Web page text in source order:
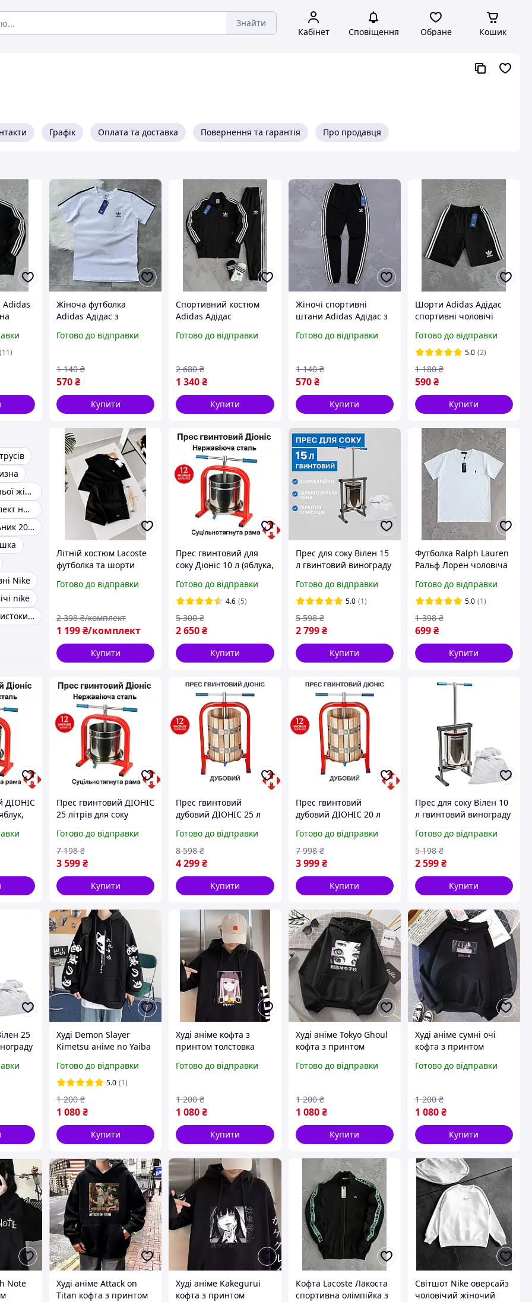
Знайти
Кабінет Сповіщення Обране Кошик
Графік Оплата та доставка Повернення та гарантія Про продавця
Adidas
(11)
Жіноча футболка
Adidas Адідас з
Готово до відправки
570₴
1 140 ₴
Купити
Спортивний костюм
Adidas Адідас
кофта штани з
Готово до відправки
1 340₴
2 680 ₴
Купити
Жіночі спортивні
штани Adidas Адідас з
Готово до відправки
570 ₴
1 140 ₴
Купити
Шорти Adidas Адідас
спортивні чоловічі
чорні M
Готово до відправки
5.0 (2)
590₴
1 180 ₴
Купити
Комплект нижньої жіночої
Ажурний комплект нижньої білизни
Модний купальник 2025
Nike
nike
Еротичний бодистокинг
Літній костюм Lacoste
футболка та шорти
чоловічий жіночий
Готово до відправки
1 199₴/комплект
2 398 ₴/комплект
Купити
Прес гвинтовий для
соку Діоніс 10 л (яблука,
нержавіючої сталі,
рама суцільнотягнута
Готово до відправки
4.6 (5)
2 650₴
5 300 ₴
Купити
Прес для соку Вілен 15
л гвинтовий винограду
нержавіюча сталь
Готово до відправки
5.0 (1)
2 799 ₴
5 598 ₴
Купити
Футболка Ralph Lauren
Ральф Лорен чоловіча
Готово до відправки
5.0 (1)
699₴
1 398 ₴
Купити
ДІОНІС
Прес гвинтовий ДІОНІС
25 літрів для соку
та овочів (нержавіюча
сталь, Україна)
Готово до відправки
3 599₴
7 198 ₴
Купити
Прес гвинтовий
дубовий ДІОНІС 25 л
винограду, фруктів і
овочів
Готово до відправки
4 299₴
8 598 ₴
Купити
Прес гвинтовий
дубовий ДІОНІС 20 л
винограду, фруктів і
овочів
Готово до відправки
3 999 ₴
7 998 ₴
Купити
Прес для соку Вілен 10
л гвинтовий винограду
нержавіюча сталь
Готово до відправки
2 599₴
5 198 ₴
Купити
25
Худі Demon Slayer
Kimetsu аніме no Yaiba
Готово до відправки
5.0 (1)
1 080₴
1 200 ₴
Купити
Худі аніме кофта з
принтом толстовка
Готово до відправки
1 080₴
1 200 ₴
Купити
Худі аніме Tokyo Ghoul
кофта з принтом
жіноча чорна
Готово до відправки
1 080 ₴
1 200 ₴
Купити
Худі аніме сумні очі
кофта з принтом
жіноча чорна
Готово до відправки
1 080₴
1 200 ₴
Купити
Note
Худі аніме Attack on
Titan кофта з принтом
Худі аніме Kakegurui
кофта з принтом
Кофта Lacoste Лакоста
спортивна олімпійка з
Світшот Nike оверсайз
чоловічий жіночий